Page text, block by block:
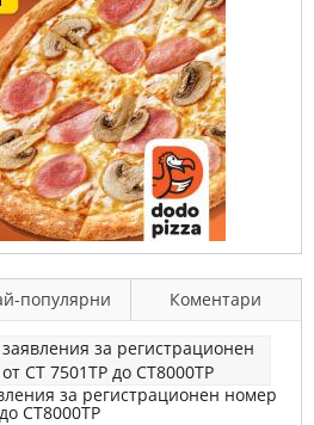
популярни Коментари
за регистрационен номер
СТ8000ТР